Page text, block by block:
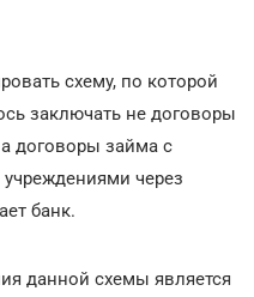
схему, по которой
заключать не договоры
договоры займа с
через
банк.
данной схемы является